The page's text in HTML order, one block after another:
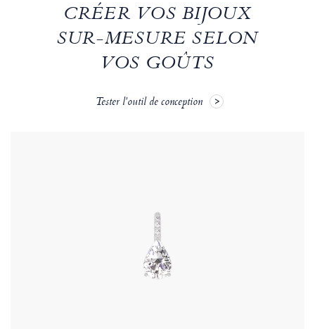
CRÉER VOS BIJOUX
SUR-MESURE SELON
VOS GOÛTS
Tester l'outil de conception